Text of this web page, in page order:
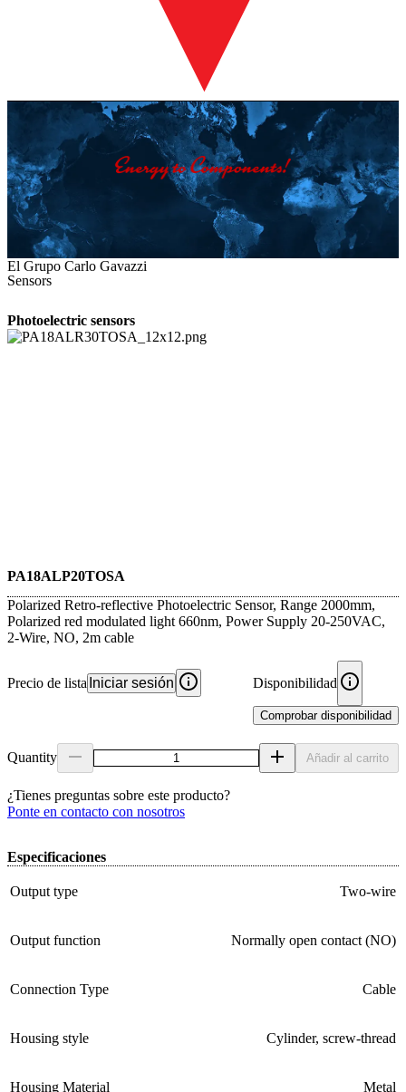
El Grupo Carlo Gavazzi
Sensors
Photoelectric sensors
PA18ALP20TOSA
Polarized Retro-reflective Photoelectric Sensor, Range 2000mm,
Polarized red modulated light 660nm, Power Supply 20-250VAC,
2-Wire, NO, 2m cable
Precio de lista Iniciar sesión Disponibilidad
Comprobar disponibilidad
Quantity Añadir al carrito
¿Tienes preguntas sobre este producto?
Ponte en contacto con nosotros
Especificaciones
Output type Two-wire
Output function Normally open contact (NO)
Connection Type Cable
Housing style Cylinder, screw-thread
Housing Material Metal